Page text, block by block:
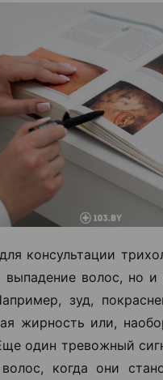
консультации
выпадение волос, но
зуд,
жирность или,
один тревожный
волос, когда они